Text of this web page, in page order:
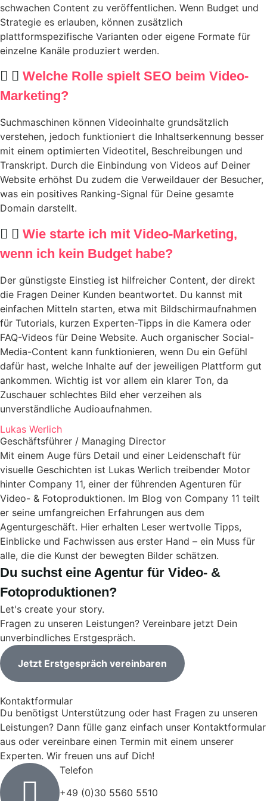
schwachen Content zu veröffentlichen. Wenn Budget und
Strategie es erlauben, können zusätzlich
plattformspezifische Varianten oder eigene Formate für
einzelne Kanäle produziert werden.
Welche Rolle spielt SEO beim Video-
Marketing?
Suchmaschinen können Videoinhalte grundsätzlich
verstehen, jedoch funktioniert die Inhaltserkennung besser
mit einem optimierten Videotitel, Beschreibungen und
Transkript. Durch die Einbindung von Videos auf Deiner
Website erhöhst Du zudem die Verweildauer der Besucher,
was ein positives Ranking-Signal für Deine gesamte
Domain darstellt.
Wie starte ich mit Video-Marketing,
wenn ich kein Budget habe?
Der günstigste Einstieg ist hilfreicher Content, der direkt
die Fragen Deiner Kunden beantwortet. Du kannst mit
einfachen Mitteln starten, etwa mit Bildschirmaufnahmen
für Tutorials, kurzen Experten-Tipps in die Kamera oder
FAQ-Videos für Deine Website. Auch organischer Social-
Media-Content kann funktionieren, wenn Du ein Gefühl
dafür hast, welche Inhalte auf der jeweiligen Plattform gut
ankommen. Wichtig ist vor allem ein klarer Ton, da
Zuschauer schlechtes Bild eher verzeihen als
unverständliche Audioaufnahmen.
Lukas Werlich
Geschäftsführer / Managing Director
Mit einem Auge fürs Detail und einer Leidenschaft für
visuelle Geschichten ist Lukas Werlich treibender Motor
hinter Company 11, einer der führenden Agenturen für
Video- & Fotoproduktionen. Im Blog von Company 11 teilt
er seine umfangreichen Erfahrungen aus dem
Agenturgeschäft. Hier erhalten Leser wertvolle Tipps,
Einblicke und Fachwissen aus erster Hand – ein Muss für
alle, die die Kunst der bewegten Bilder schätzen.
Du suchst eine Agentur für Video- &
Fotoproduktionen?
Let's create your story.
Fragen zu unseren Leistungen? Vereinbare jetzt Dein
unverbindliches Erstgespräch.
Jetzt Erstgespräch vereinbaren
Kontaktformular
Du benötigst Unterstützung oder hast Fragen zu unseren
Leistungen? Dann fülle ganz einfach unser Kontaktformular
aus oder vereinbare einen Termin mit einem unserer
Experten. Wir freuen uns auf Dich!
Telefon
+49 (0)30 5560 5510